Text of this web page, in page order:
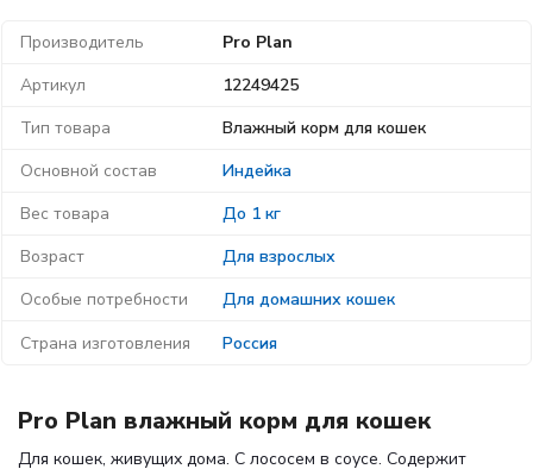
Производитель
Pro Plan
Артикул
12249425
Тип товара
Влажный корм для кошек
Основной состав
Индейка
Вес товара
До 1 кг
Возраст
Для взрослых
Особые потребности
Для домашних кошек
Страна изготовления
Россия
Pro Plan влажный корм для кошек
Для кошек, живущих дома. С лососем в соусе. Содержит